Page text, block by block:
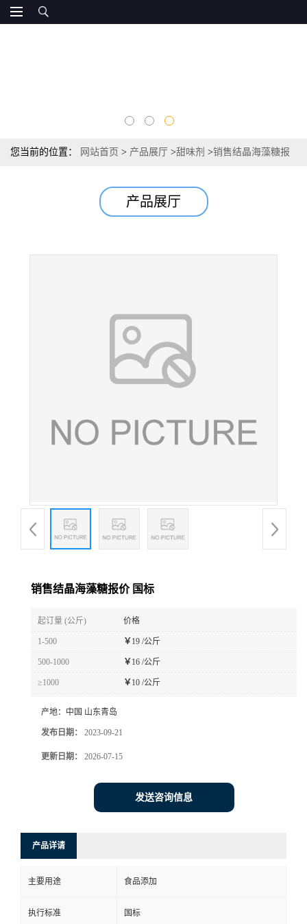
您当前的位置： 网站首页 > 产品展厅 >甜味剂 >销售结晶海藻糖报
产品展厅
销售结晶海藻糖报价 国标
起订量 (公斤) 价格
1-500 ￥ 19 /公斤
500-1000 ￥ 16 /公斤
≥1000 ￥ 10 /公斤
产地： 中国 山东青岛
发布日期： 2023-09-21
更新日期： 2026-07-15
发送咨询信息
产品详请
主要用途 食品添加
执行标准 国标